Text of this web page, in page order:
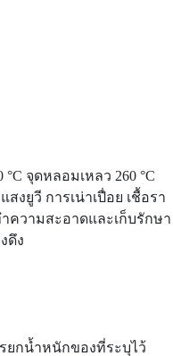
จุดหลอมเหลว 260 °C
งยูวี การเน่าเปื่อย เชื้อรา
ความสะอาดและเก็บรักษา
ดึง
ยกน้ำหนักของที่ระบุไว้